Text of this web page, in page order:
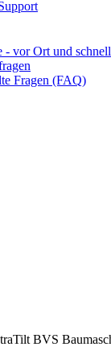
- vor Ort und schnell
Fragen (FAQ)